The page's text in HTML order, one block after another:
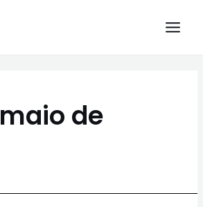
Aberta
de